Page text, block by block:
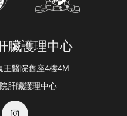
臟護理中心
王醫院舊座4樓4M
肝臟護理中心